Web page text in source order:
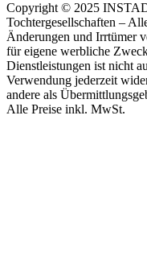
Copyright © 2025
Tochtergesellschaften –
Änderungen und Irrtümer
für eigene werbliche
Dienstleistungen ist nicht
Verwendung jederzeit
andere als
Alle Preise inkl. MwSt.